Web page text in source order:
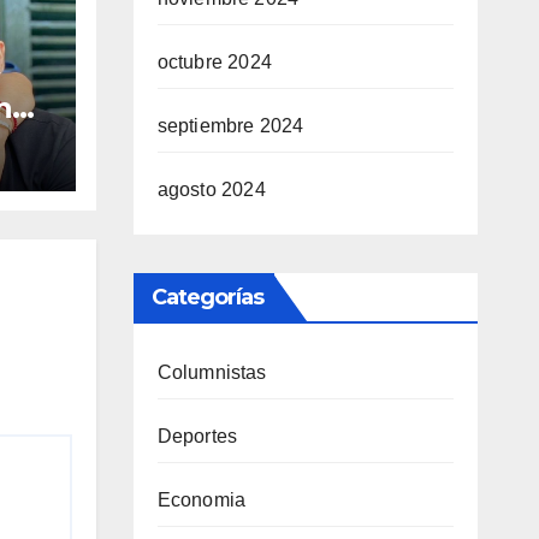
octubre 2024
septiembre 2024
agosto 2024
Categorías
Columnistas
Deportes
Economia